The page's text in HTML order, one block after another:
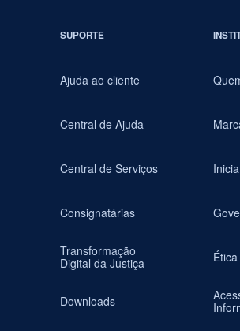
SUPORTE
Ajuda ao cliente
Central de Ajuda
Central de Serviços
Consignatárias
Transformação
Digital da Justiça
Downloads